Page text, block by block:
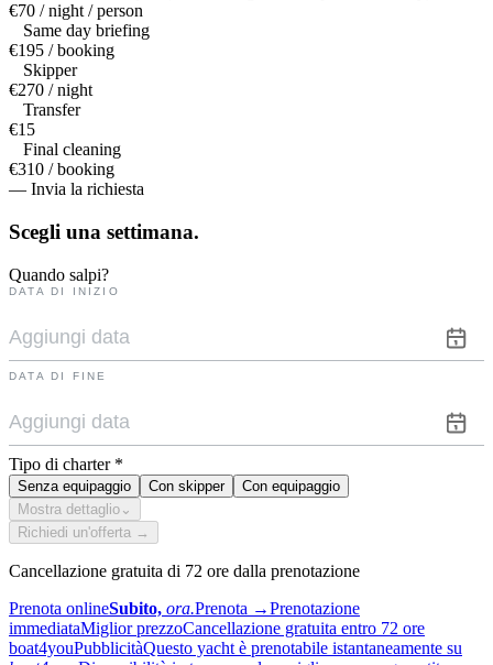
€70 / night / person
Same day briefing
€195 / booking
Skipper
€270 / night
Transfer
€15
Final cleaning
€310 / booking
— Invia la richiesta
Scegli una settimana.
Quando salpi?
DATA DI INIZIO
DATA DI FINE
Tipo di charter *
Senza equipaggio Con skipper
Con equipaggio
Mostra dettaglio ⌄
Richiedi un'offerta →
Cancellazione gratuita di 72 ore dalla prenotazione
Prenota onlineSubito, ora.Prenota →Prenotazione
immediataMiglior prezzoCancellazione gratuita entro 72 ore
boat4youPubblicitàQuesto yacht è prenotabile istantaneamente su